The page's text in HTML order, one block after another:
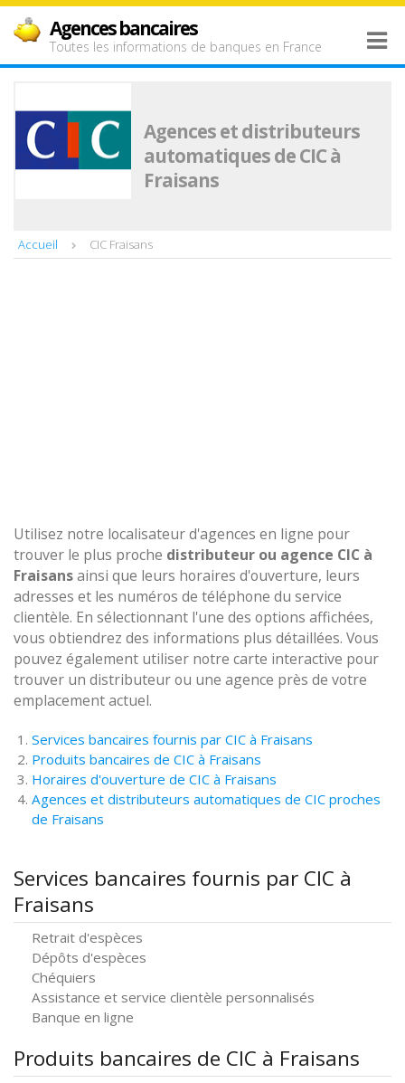
Agences bancaires
Toutes les informations de banques en France
Agences et distributeurs
automatiques de CIC à
Fraisans
Accueil CIC Fraisans
Utilisez notre localisateur d'agences en ligne pour
trouver le plus proche distributeur ou agence CIC à
Fraisansainsi que leurs horaires d'ouverture, leurs
adresses et les numéros de téléphone du service
clientèle. En sélectionnant l'une des options affichées,
vous obtiendrez des informations plus détaillées. Vous
pouvez également utiliser notre carte interactive pour
trouver un distributeur ou une agence près de votre
emplacement actuel.
Services bancaires fournis par CIC à Fraisans
Produits bancaires de CIC à Fraisans
Horaires d'ouverture de CIC à Fraisans
Agences et distributeurs automatiques de CIC proches
de Fraisans
Services bancaires fournis par CIC à
Fraisans
Retrait d'espèces
Dépôts d'espèces
Chéquiers
Assistance et service clientèle personnalisés
Banque en ligne
Produits bancaires de CIC à Fraisans